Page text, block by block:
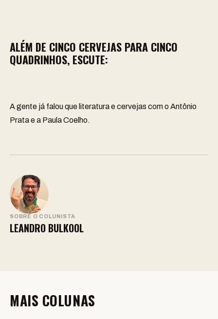
ALÉM DE CINCO CERVEJAS PARA CINCO
QUADRINHOS, ESCUTE:
A gente já falou que literatura e cervejas com oAntônio
Prata e a Paula Coelho.
SOBRE O COLUNISTA
LEANDRO BULKOOL
MAIS COLUNAS